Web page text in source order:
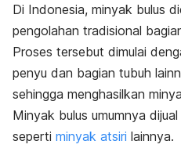
Di Indonesia, minyak bulus
pengolahan tradisional
Proses tersebut dimulai
penyu dan bagian tubuh
sehingga menghasilkan
Minyak bulus umumnya
seperti minyak atsiri lainnya.